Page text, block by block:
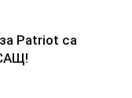
Patriot са